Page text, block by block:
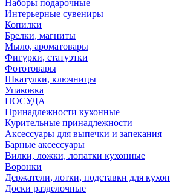
Наборы подарочные
Интерьерные сувениры
Копилки
Брелки, магниты
Мыло, ароматовары
Фигурки, статуэтки
Фототовары
Шкатулки, ключницы
Упаковка
ПОСУДА
Принадлежности кухонные
Курительные принадлежности
Аксессуары для выпечки и запекания
Барные аксессуары
Вилки, ложки, лопатки кухонные
Воронки
Держатели, лотки, подставки для
Доски разделочные